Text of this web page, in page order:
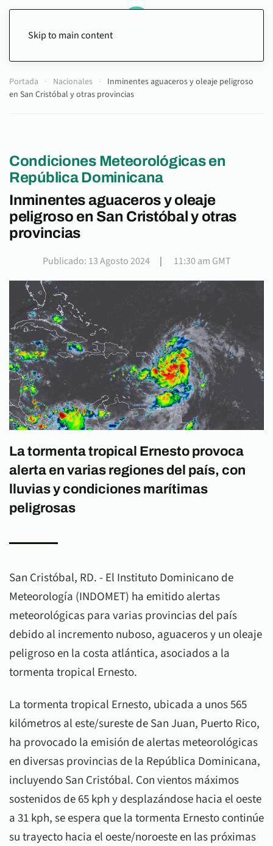
Skip to main content
Portada Nacionales
Inminentes aguaceros y oleaje peligroso
en San Cristóbal y otras provincias
Condiciones Meteorológicas en
República Dominicana
Inminentes aguaceros y oleaje
peligroso en San Cristóbal y otras
provincias
Publicado: 13 Agosto 2024| 11:30 am GMT
La tormenta tropical Ernesto provoca
alerta en varias regiones del país, con
lluvias y condiciones marítimas
peligrosas
San Cristóbal, RD. - El Instituto Dominicano de
Meteorología (INDOMET) ha emitido alertas
meteorológicas para varias provincias del país
debido al incremento nuboso, aguaceros y un oleaje
peligroso en la costa atlántica, asociados a la
tormenta tropical Ernesto.
La tormenta tropical Ernesto, ubicada a unos 565
kilómetros al este/sureste de San Juan, Puerto Rico,
ha provocado la emisión de alertas meteorológicas
en diversas provincias de la República Dominicana,
incluyendo San Cristóbal. Con vientos máximos
sostenidos de 65 kph y desplazándose hacia el oeste
a 31 kph, se espera que la tormenta Ernesto continúe
su trayecto hacia el oeste/noroeste en las próximas